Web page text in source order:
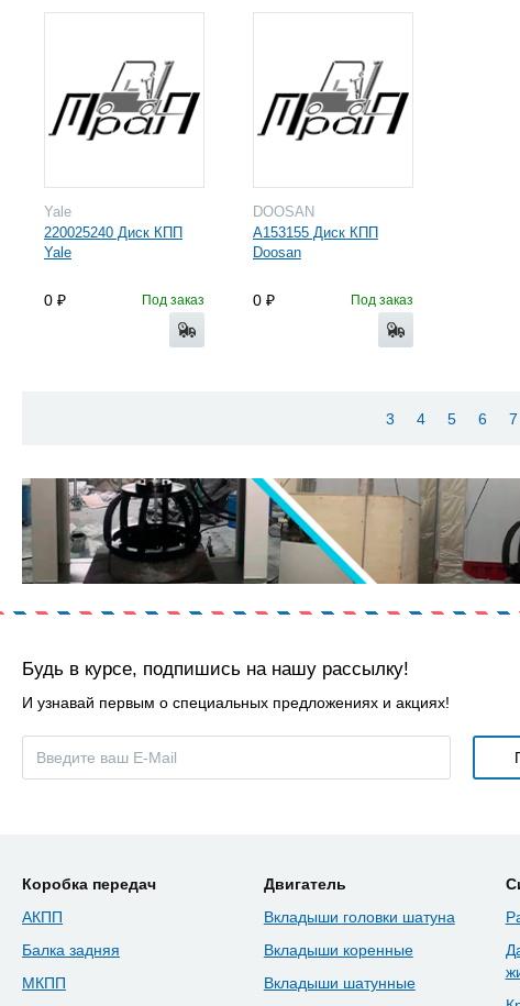
Yale
220025240 Диск КПП
Yale
0 Под заказ
DOOSAN
A153155 Диск КПП
Doosan
0 Под заказ
3 4 5 6 7
Будь в курсе, подпишись на нашу рассылку!
И узнавай первым о специальных предложениях и акциях!
Коробка передач
АКПП
Балка задняя
МКПП
Двигатель
Вкладыши головки шатуна
Вкладыши коренные
Вкладыши шатунные